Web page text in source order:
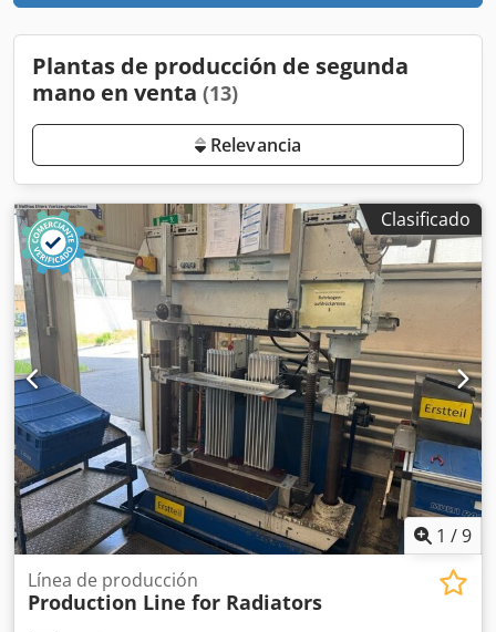
Plantas de producción de segunda
mano en venta (13)
Relevancia
Clasificado
1 /9
Línea de producción
Production Line for Radiators